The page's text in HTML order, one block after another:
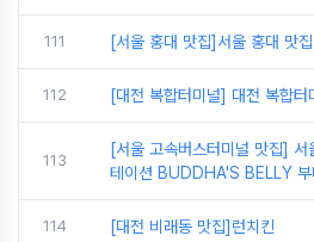
111 [서울 홍대 맛집]서울 홍대 맛
112 [대전 복합터미널] 대전 복합
113
[서울 고속버스터미널 맛집]
테이션 BUDDHA'S BELLY 부
114 [대전 비래동 맛집]런치킨